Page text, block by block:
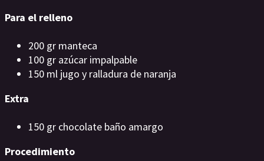
Para el relleno
200 gr manteca
100 gr azúcar impalpable
150 ml jugo y ralladura de naranja
Extra
150 gr chocolate baño amargo
Procedimiento